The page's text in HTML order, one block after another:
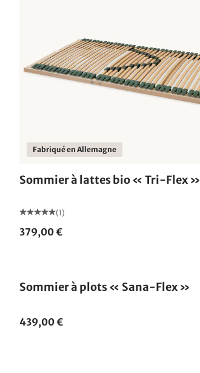
Fabriqué en Allemagne
Sommier à lattes bio « Tri-Flex »
(1)
379,00 €
Sommier à plots « Sana-Flex »
439,00 €